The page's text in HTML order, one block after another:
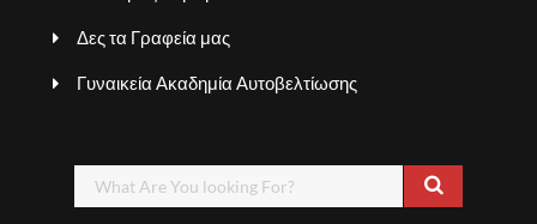
Δες τα Γραφεία μας
Γυναικεία Ακαδημία Αυτοβελτίωσης